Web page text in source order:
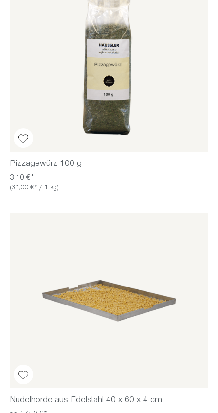
Pizzagewürz 100 g
3,10 €*
(31,00 €* / 1 kg)
Nudelhorde aus Edelstahl 40 x 60 x 4 cm